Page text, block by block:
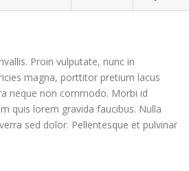
Proin vulputate, nunc in
magna, porttitor pretium lacus
neque non commodo. Morbi id
quis lorem gravida faucibus. Nulla
sed dolor. Pellentesque et pulvinar